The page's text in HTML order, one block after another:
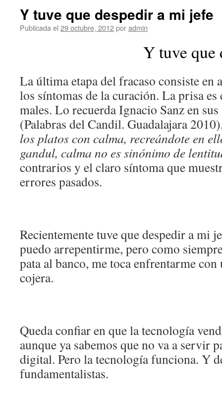
Y tuve que despedir a mi jefe
Publicada el 29 octubre, 2012poradmin
Y tuve que
La última etapa del fracaso consiste en
los síntomas de la curación. La prisa
males. Lo recuerda Ignacio Sanz en sus
(Palabras del Candil. Guadalajara
los platos con calma, recreándote en
gandul, calma no es sinónimo de
contrarios y el claro síntoma que
errores pasados.
Recientemente tuve que despedir a mi
puedo arrepentirme, pero como
pata al banco, me toca enfrentarme
cojera.
Queda confiar en que la tecnología
aunque ya sabemos que no va a servir
digital. Pero la tecnología funciona. Y
fundamentalistas.